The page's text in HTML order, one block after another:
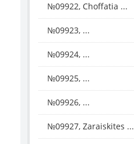
№09922, Choffatia ...
№09923, ...
№09924, ...
№09925, ...
№09926, ...
№09927, Zaraiskites ...